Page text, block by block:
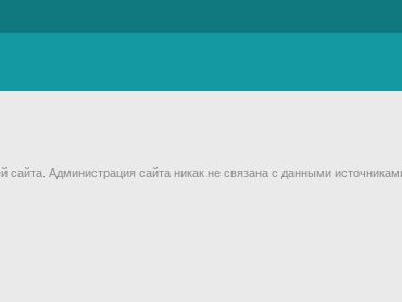
Администрация сайта никак не связана с данными